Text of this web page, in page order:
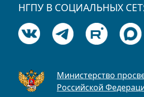
НГПУ В СОЦИАЛЬНЫХ
Министерство
Российской